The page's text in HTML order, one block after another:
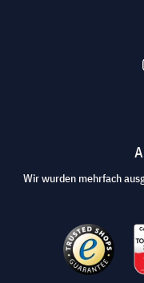
Wir wurden mehrfach